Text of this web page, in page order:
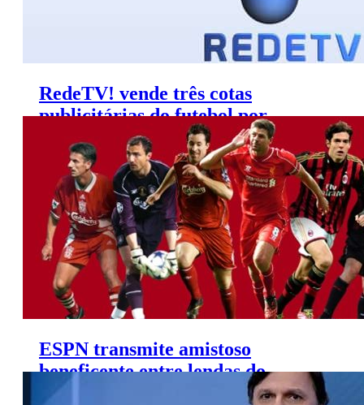
RedeTV! vende três cotas
publicitárias do futebol por
valores milionários
ESPN transmite amistoso
beneficente entre lendas do
Liverpool FC e AC Milan